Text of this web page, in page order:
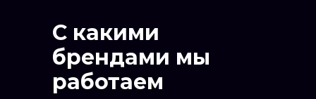
С какими
брендами мы
работаем